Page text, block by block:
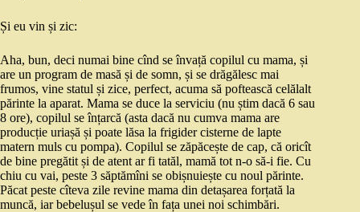
Și eu vin și zic:
Aha, bun, deci numai bine cînd se învață copilul cu mama, și
are un program de masă și de somn, și se drăgălesc mai
frumos, vine statul și zice, perfect, acuma să poftească celălalt
părinte la aparat. Mama se duce la serviciu (nu știm dacă 6 sau
8 ore), copilul se înțarcă (asta dacă nu cumva mama are
producție uriașă și poate lăsa la frigider cisterne de lapte
matern muls cu pompa). Copilul se zăpăcește de cap, că oricît
de bine pregătit și de atent ar fi tatăl, mamă tot n-o să-i fie. Cu
chiu cu vai, peste 3 săptămîni se obișnuiește cu noul părinte.
Păcat peste cîteva zile revine mama din detașarea forțată la
muncă, iar bebelușul se vede în fața unei noi schimbări.